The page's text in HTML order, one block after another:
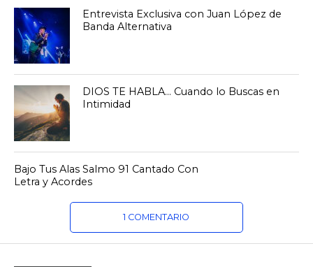
Entrevista Exclusiva con Juan López de
Banda Alternativa
DIOS TE HABLA… Cuando lo Buscas en
Intimidad
Bajo Tus Alas Salmo 91 Cantado Con
Letra y Acordes
1 COMENTARIO